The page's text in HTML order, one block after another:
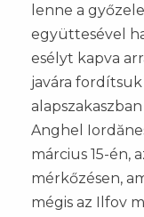
lenne a
együttesével
esélyt kapva
javára
alapszakaszban
Anghel
március 15-én,
mérkőzésen,
mégis az Ilfov